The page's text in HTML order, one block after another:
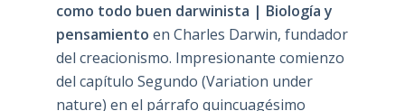
como todo buen darwinista | Biología y
pensamiento en Charles Darwin, fundador
del creacionismo. Impresionante comienzo
del capítulo Segundo (Variation under
nature) en el párrafo quincuagésimo